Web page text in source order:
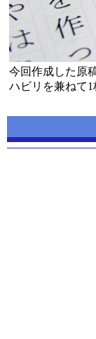
今回作成した原
ハビリを兼ねて